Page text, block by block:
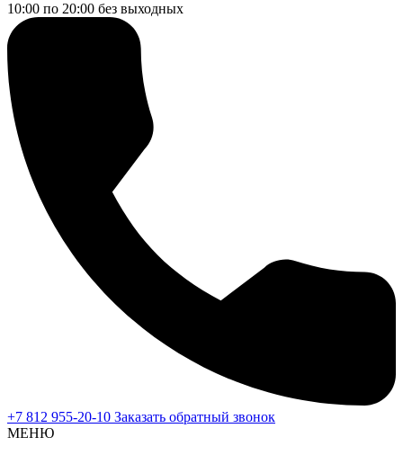
10:00 по 20:00 без выходных
+7 812 955-20-10 Заказать обратный звонок
МЕНЮ